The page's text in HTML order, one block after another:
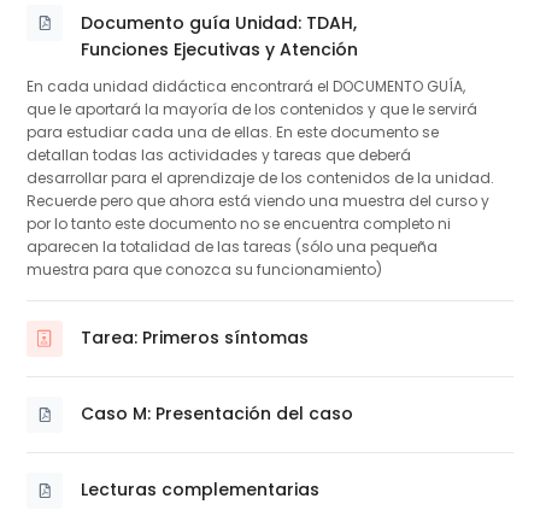
Documento guía Unidad: TDAH,
Funciones Ejecutivas y Atención
Archivo
En cada unidad didáctica encontrará el DOCUMENTO GUÍA,
que le aportará la mayoría de los contenidos y que le servirá
para estudiar cada una de ellas. En este documento se
detallan todas las actividades y tareas que deberá
desarrollar para el aprendizaje de los contenidos de la unidad.
Recuerde pero que ahora está viendo una muestra del curso y
por lo tanto este documento no se encuentra completo ni
aparecen la totalidad de las tareas (sólo una pequeña
muestra para que conozca su funcionamiento)
Tarea: Primeros síntomas
Caso M: Presentación del caso
Archivo
Lecturas complementarias
Archivo